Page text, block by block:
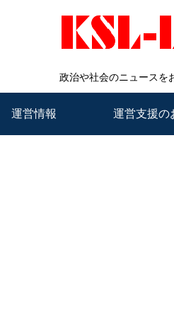
政治や社会のニュースを
運営情報 運営支援の